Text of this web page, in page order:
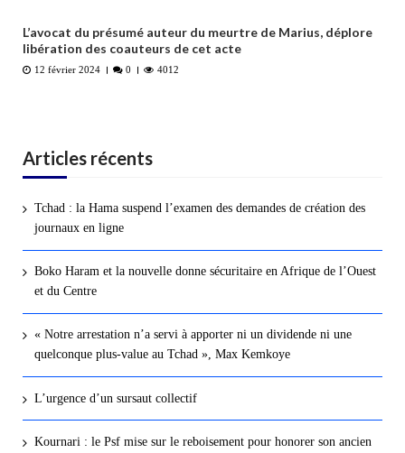
L’avocat du présumé auteur du meurtre de Marius, déplore
libération des coauteurs de cet acte
12 février 2024 0 4012
Articles récents
Tchad : la Hama suspend l’examen des demandes de création des
journaux en ligne
Boko Haram et la nouvelle donne sécuritaire en Afrique de l’Ouest
et du Centre
« Notre arrestation n’a servi à apporter ni un dividende ni une
quelconque plus-value au Tchad », Max Kemkoye
L’urgence d’un sursaut collectif
Kournari : le Psf mise sur le reboisement pour honorer son ancien